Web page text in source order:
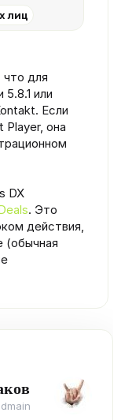
лиц
для
5.8.1 или
Если
Player, она
DX
. Это
действия,
(обычная